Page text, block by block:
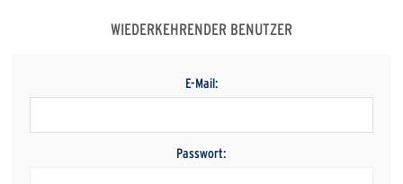
WIEDERKEHRENDER BENUTZER
E-Mail:
Passwort: